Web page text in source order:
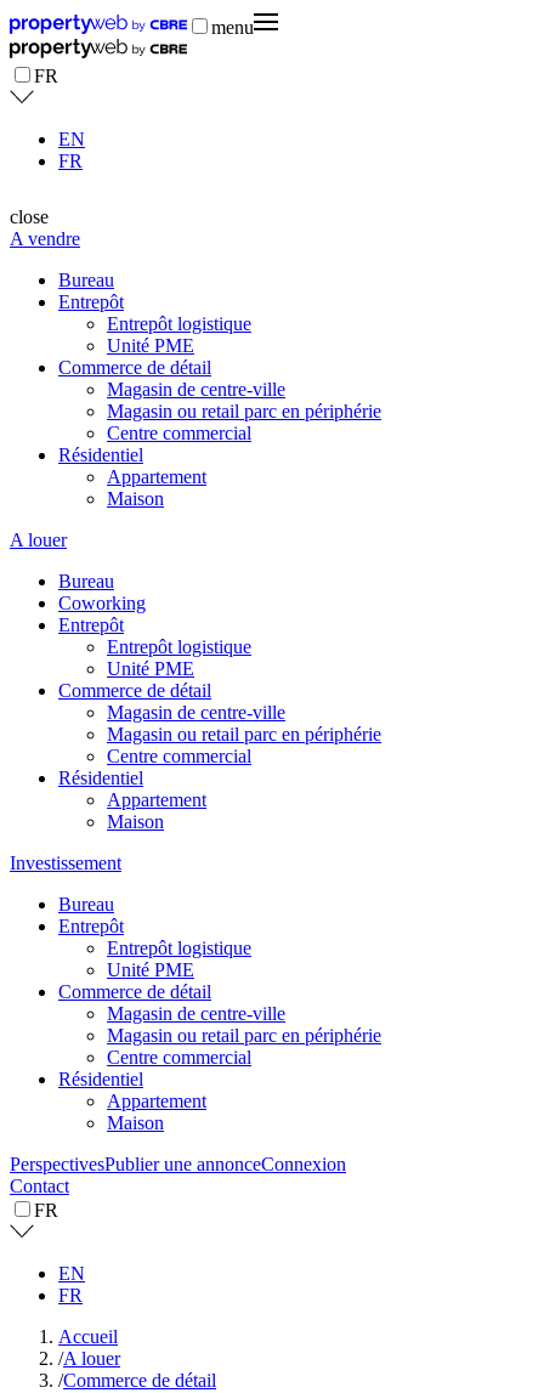
menu
FR
EN
FR
close
A vendre
Bureau
Entrepôt
Entrepôt logistique
Unité PME
Commerce de détail
Magasin de centre-ville
Magasin ou retail parc en périphérie
Centre commercial
Résidentiel
Appartement
Maison
A louer
Bureau
Coworking
Entrepôt
Entrepôt logistique
Unité PME
Commerce de détail
Magasin de centre-ville
Magasin ou retail parc en périphérie
Centre commercial
Résidentiel
Appartement
Maison
Investissement
Bureau
Entrepôt
Entrepôt logistique
Unité PME
Commerce de détail
Magasin de centre-ville
Magasin ou retail parc en périphérie
Centre commercial
Résidentiel
Appartement
Maison
PerspectivesPublier une annonceConnexion
Contact
FR
EN
FR
Accueil
/A louer
/Commerce de détail